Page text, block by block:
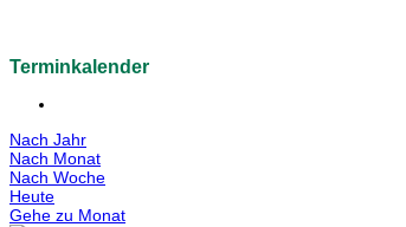
Terminkalender
Nach Jahr
Nach Monat
Nach Woche
Heute
Gehe zu Monat